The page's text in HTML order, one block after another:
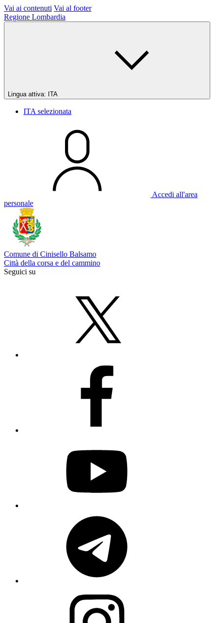
Vai ai contenuti Vai al footer
Regione Lombardia
Lingua attiva: ITA
ITA selezionata
Accedi all'area
personale
Comune di Cinisello Balsamo
Città della corsa e del cammino
Seguici su